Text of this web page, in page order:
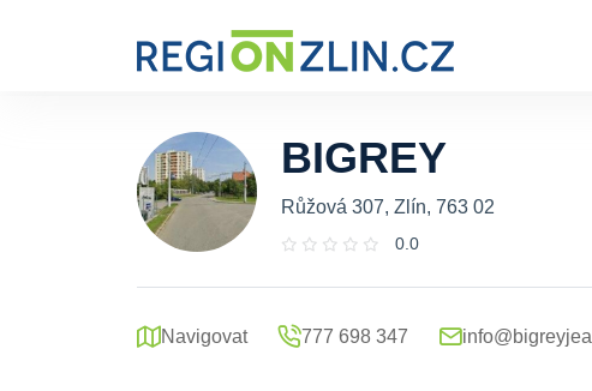
BIGREY
Růžová 307, Zlín, 763 02
0.0
Navigovat 777 698 347